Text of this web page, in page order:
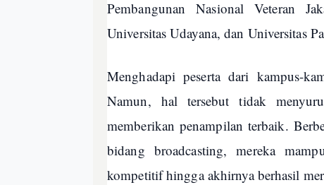
Pembangunan Nasional Veteran
Universitas Udayana, dan Universitas
Menghadapi peserta dari kampus-
Namun, hal tersebut tidak
memberikan penampilan terbaik.
bidang broadcasting, mereka
kompetitif hingga akhirnya berhasil